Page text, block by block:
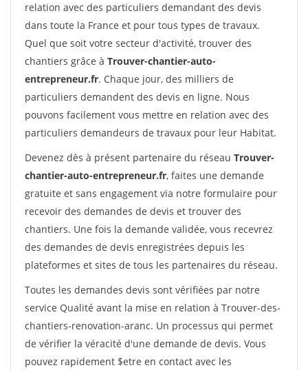
relation avec des particuliers demandant des devis
dans toute la France et pour tous types de travaux.
Quel que soit votre secteur d'activité, trouver des
chantiers grâce à Trouver-chantier-auto-
entrepreneur.fr. Chaque jour, des milliers de
particuliers demandent des devis en ligne. Nous
pouvons facilement vous mettre en relation avec des
particuliers demandeurs de travaux pour leur Habitat.
Devenez dès à présent partenaire du réseau Trouver-
chantier-auto-entrepreneur.fr, faites une demande
gratuite et sans engagement via notre formulaire pour
recevoir des demandes de devis et trouver des
chantiers. Une fois la demande validée, vous recevrez
des demandes de devis enregistrées depuis les
plateformes et sites de tous les partenaires du réseau.
Toutes les demandes devis sont vérifiées par notre
service Qualité avant la mise en relation à Trouver-des-
chantiers-renovation-aranc. Un processus qui permet
de vérifier la véracité d'une demande de devis. Vous
pouvez rapidement $etre en contact avec les